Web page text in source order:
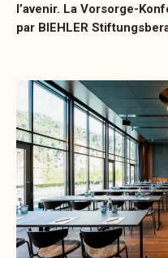
l’avenir. La Vorsorge-
par BIEHLER